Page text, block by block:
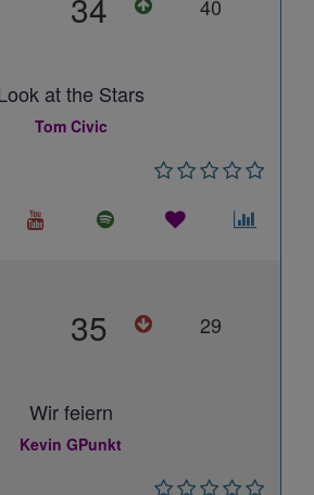
40
at the Stars
Tom Civic
35 29
Wir feiern
Kevin GPunkt